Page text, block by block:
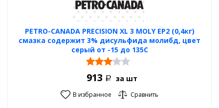
PETRO-CANADA PRECISION XL 3 MOLY EP2 (0,4кг)
смазка содержит 3% дисульфида молибд, цвет
серый от -15 до 135С
913 Р за шт
В избранное Сравнить